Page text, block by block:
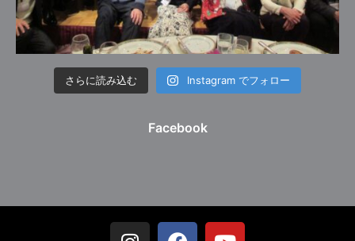
さらに読み込む Instagram でフォロー
Facebook